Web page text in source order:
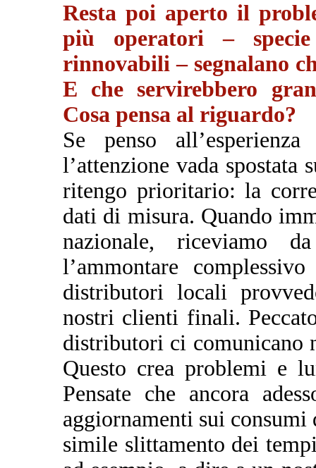
Resta poi aperto il
più operatori –
rinnovabili – segnalano
E che servirebbero
Cosa pensa al riguardo?
Se penso
l’attenzione vada spostata
ritengo prioritario: la
dati di misura. Quando
nazionale, riceviamo
l’ammontare
distributori locali
nostri clienti finali.
distributori ci comunicano
Questo crea problemi e
Pensate che ancora
aggiornamenti sui
simile slittamento dei